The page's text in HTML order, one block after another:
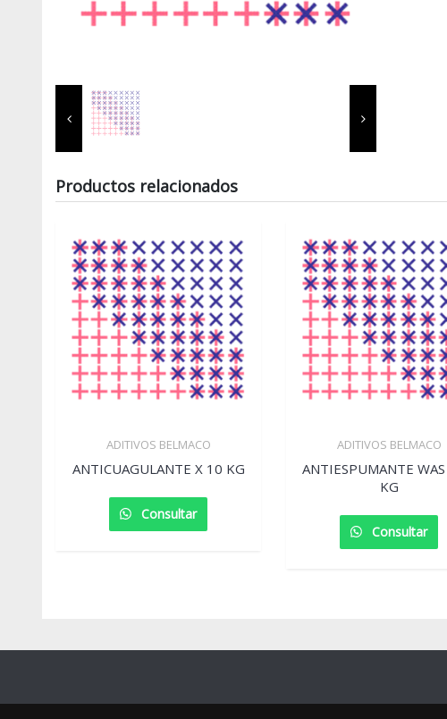
Productos relacionados
ADITIVOS BELMACO
ANTICUAGULANTE X 10 KG
Consultar
ADITIVOS BELMACO
ANTIESPUMANTE
KG
Consultar